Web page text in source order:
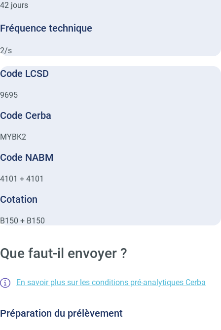
42 jours
Fréquence technique
2/s
Code LCSD
9695
Code Cerba
MYBK2
Code NABM
4101 + 4101
Cotation
B150 + B150
Que faut-il envoyer ?
En savoir plus sur les conditions pré-analytiques Cerba
Préparation du prélèvement